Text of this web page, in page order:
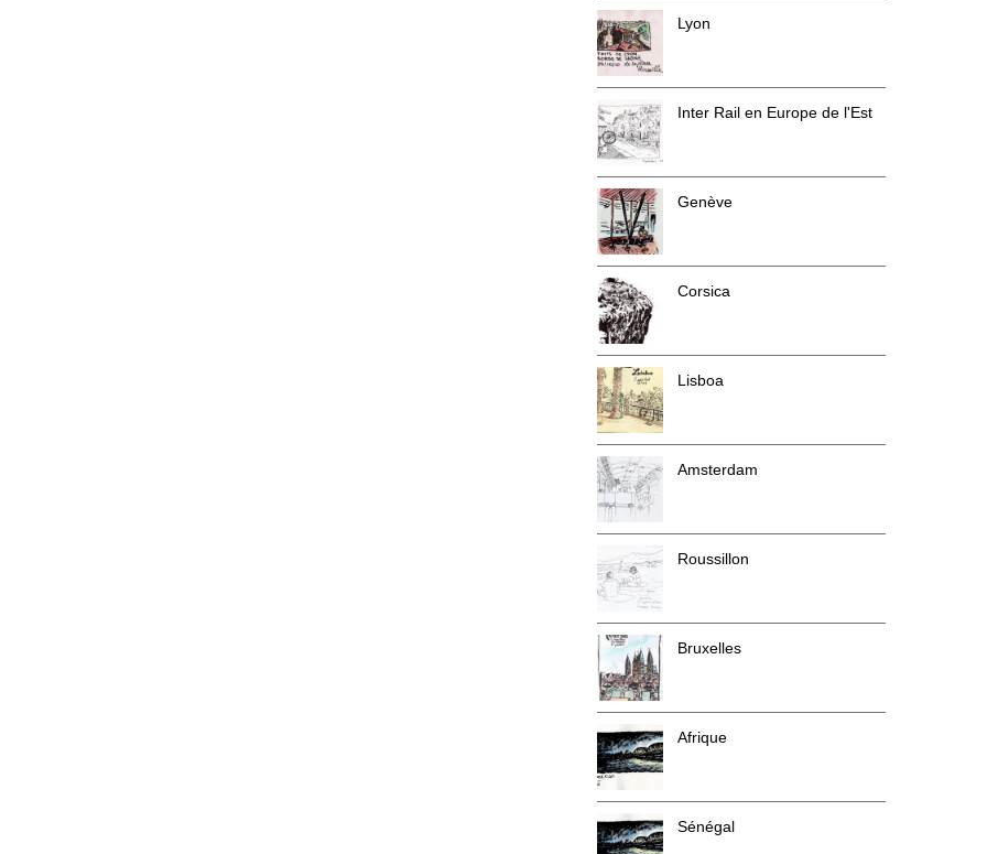
Lyon
Inter Rail en Europe de l'Est
Genève
Corsica
Lisboa
Amsterdam
Roussillon
Bruxelles
Afrique
Sénégal